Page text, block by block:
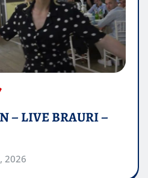
– LIVE BRAURI –
2026